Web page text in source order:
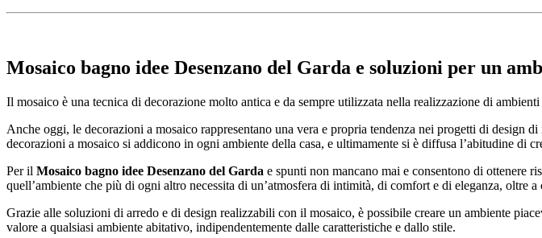
Mosaico bagno idee Desenzano del Garda e soluzioni per un
Il mosaico è una tecnica di decorazione molto antica e da sempre utilizzata nella realizzazione di
Anche oggi, le decorazioni a mosaico rappresentano una vera e propria tendenza nei progetti di
decorazioni a mosaico si addicono in ogni ambiente della casa, e ultimamente si è diffusa l’abitudine di
Per il Mosaico bagno idee Desenzano del Garda e spunti non mancano mai e consentono di ottenere
quell’ambiente che più di ogni altro necessita di un’atmosfera di intimità, di comfort e di eleganza, oltre
Grazie alle soluzioni di arredo e di design realizzabili con il mosaico, è possibile creare un ambiente
valore a qualsiasi ambiente abitativo, indipendentemente dalle caratteristiche e dallo stile.